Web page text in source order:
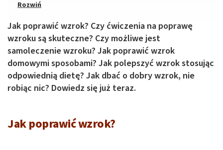
Jak poprawić wzrok? Czy ćwiczenia na poprawę
wzroku są skuteczne? Czy możliwe jest
samoleczenie wzroku? Jak poprawić wzrok
domowymi sposobami? Jak polepszyć wzrok stosując
odpowiednią dietę? Jak dbać o dobry wzrok, nie
robiąc nic? Dowiedz się już teraz.
Jak poprawić wzrok?